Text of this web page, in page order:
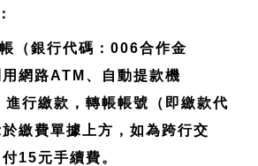
（銀行代碼：006合作金
網路ATM、自動提款機
進行繳款，轉帳帳號（即繳款代
繳費單據上方，如為跨行交
15元手續費。